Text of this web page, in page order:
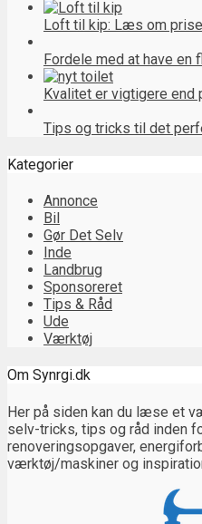
Loft til kip: Læs om
Fordele med at have en
Kvalitet er vigtigere end
Tips og tricks til det
Kategorier
Annonce
Bil
Gør Det Selv
Inde
Landbrug
Sponsoreret
Tips & Råd
Ude
Værktøj
Om Synrgi.dk
Her på siden kan du læse et
selv-tricks, tips og råd inden
renoveringsopgaver,
værktøj/maskiner og